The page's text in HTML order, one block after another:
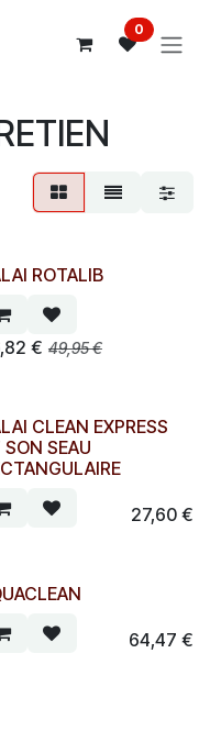
0
ROTALIB
€ 49,95€
CLEAN EXPRESS
SON SEAU
27,60€
64,47 €